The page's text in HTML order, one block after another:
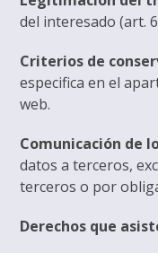
del interesado (art.
Criterios de
especifica en el
web.
Comunicación de
datos a terceros,
terceros o por
Derechos que